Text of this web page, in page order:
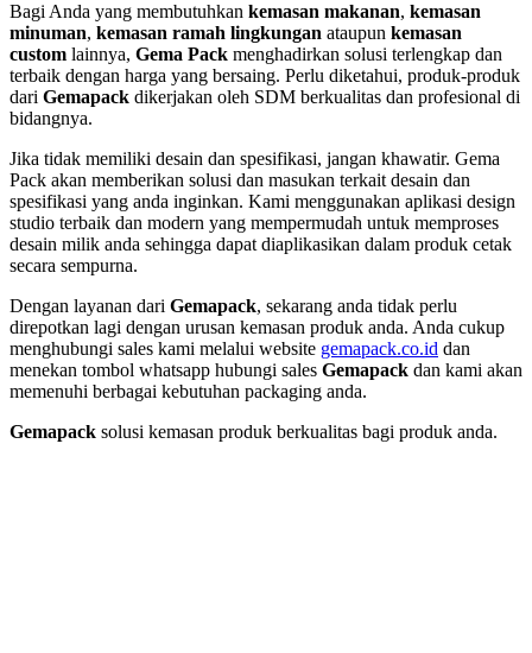
Bagi Anda yang membutuhkan kemasan makanan, kemasan
minuman, kemasan ramah lingkungan ataupun kemasan
custom lainnya, Gema Pack menghadirkan solusi terlengkap dan
terbaik dengan harga yang bersaing. Perlu diketahui, produk-produk
dari Gemapack dikerjakan oleh SDM berkualitas dan profesional di
bidangnya.
Jika tidak memiliki desain dan spesifikasi, jangan khawatir. Gema
Pack akan memberikan solusi dan masukan terkait desain dan
spesifikasi yang anda inginkan. Kami menggunakan aplikasi design
studio terbaik dan modern yang mempermudah untuk memproses
desain milik anda sehingga dapat diaplikasikan dalam produk cetak
secara sempurna.
Dengan layanan dari Gemapack, sekarang anda tidak perlu
direpotkan lagi dengan urusan kemasan produk anda. Anda cukup
menghubungi sales kami melalui website gemapack.co.id dan
menekan tombol whatsapp hubungi sales Gemapack dan kami akan
memenuhi berbagai kebutuhan packaging anda.
Gemapack solusi kemasan produk berkualitas bagi produk anda.